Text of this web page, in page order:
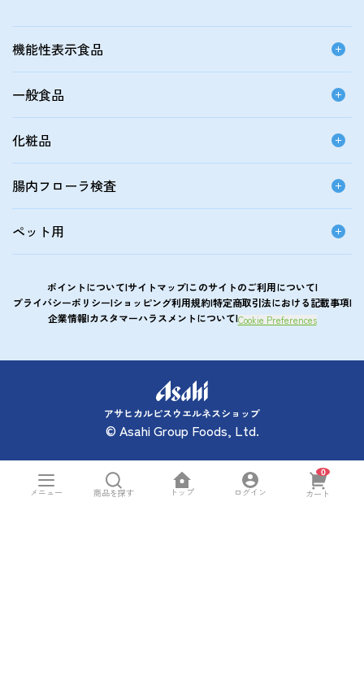
機能性表示食品
一般食品
化粧品
腸内フローラ検査
ペット用
ポイントについて サイトマップこのサイトのご利用について
プライバシーポリシー ショッピング利用規約特定商取引法における記載事項
企業情報カスタマーハラスメントについて Cookie Preferences
アサヒカルピスウエルネスショップ
© Asahi Group Foods, Ltd.
メニュー 商品を探す トップ ログイン
0
カート